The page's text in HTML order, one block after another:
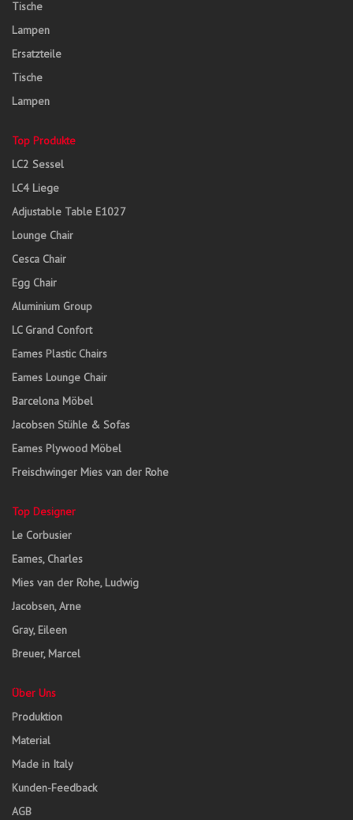
Tische
Lampen
Ersatzteile
Tische
Lampen
Top Produkte
LC2 Sessel
LC4 Liege
Adjustable Table E1027
Lounge Chair
Cesca Chair
Egg Chair
Aluminium Group
LC Grand Confort
Eames Plastic Chairs
Eames Lounge Chair
Barcelona Möbel
Jacobsen Stühle & Sofas
Eames Plywood Möbel
Freischwinger Mies van der Rohe
Top Designer
Le Corbusier
Eames, Charles
Mies van der Rohe, Ludwig
Jacobsen, Arne
Gray, Eileen
Breuer, Marcel
Über Uns
Produktion
Material
Made in Italy
Kunden-Feedback
AGB